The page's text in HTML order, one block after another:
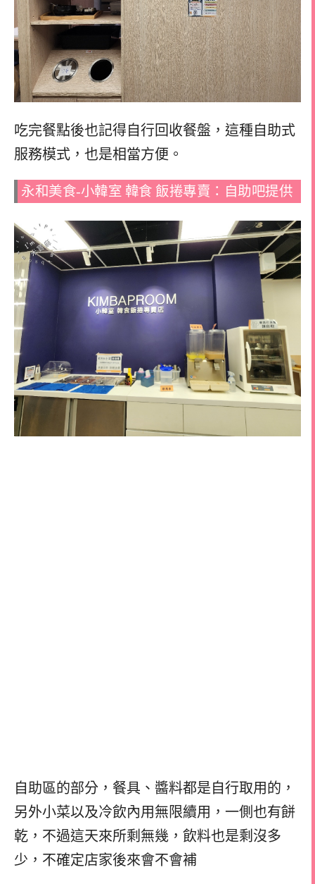
吃完餐點後也記得自行回收餐盤，這種自助式
服務模式，也是相當方便。
永和美食-小韓室 韓食 飯捲專賣：自助吧提供
自助區的部分，餐具、醬料都是自行取用的，
另外小菜以及冷飲內用無限續用，一側也有餅
乾，不過這天來所剩無幾，飲料也是剩沒多
少，不確定店家後來會不會補